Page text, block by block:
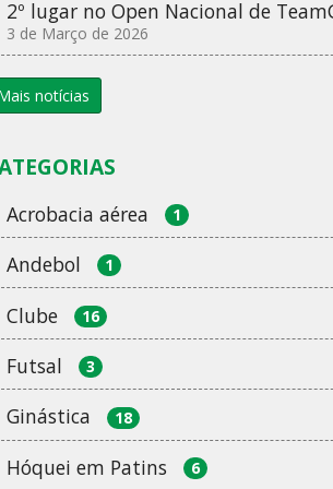
2º lugar no Open Nacional de
3 de Março de 2026
notícias
Acrobacia aérea 1
Andebol 1
Clube 16
Futsal 3
Ginástica 18
Hóquei em Patins 6